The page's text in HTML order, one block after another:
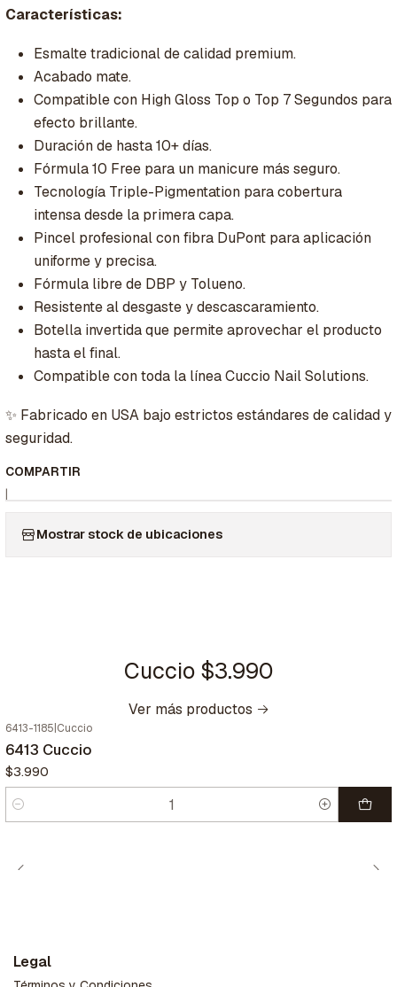
Características:
Esmalte tradicional de calidad premium.
Acabado mate.
Compatible con High Gloss Top o Top 7 Segundos para
efecto brillante.
Duración de hasta 10+ días.
Fórmula 10 Free para un manicure más seguro.
Tecnología Triple-Pigmentation para cobertura
intensa desde la primera capa.
Pincel profesional con fibra DuPont para aplicación
uniforme y precisa.
Fórmula libre de DBP y Tolueno.
Resistente al desgaste y descascaramiento.
Botella invertida que permite aprovechar el producto
hasta el final.
Compatible con toda la línea Cuccio Nail Solutions.
✨ Fabricado en USA bajo estrictos estándares de calidad y
seguridad.
COMPARTIR
|
Mostrar stock de ubicaciones
Cuccio $3.990
Ver más productos
6413-1185 Cuccio
6413 Cuccio
$3.990
Cantidad
Legal